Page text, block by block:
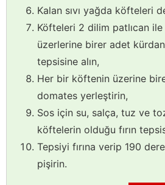
Kalan sıvı yağda köfteleri
Köfteleri 2 dilim patlıcan
üzerlerine birer adet kürdan
tepsisine alın,
Her bir köftenin üzerine
domates yerleştirin,
Sos için su, salça, tuz ve
köftelerin olduğu fırın
Tepsiyi fırına verip 190
pişirin.